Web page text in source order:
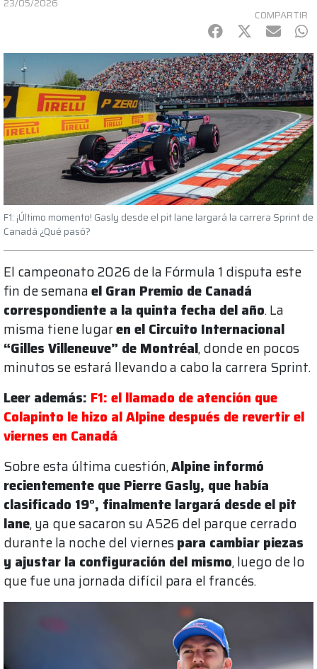
COMPARTIR
Facebook
Twitter
mail
F1: ¡Último momento! Gasly desde el pit lane largará la carrera Sprint de
Canadá ¿Qué pasó?
El campeonato 2026 de la Fórmula 1 disputa este
fin de semanael Gran Premio de Canadá
correspondiente a la quinta fecha del año. La
misma tiene lugaren el Circuito Internacional
“Gilles Villeneuve” de Montréal, donde en pocos
minutos se estará llevando a cabo la carrera Sprint.
Leer además: F1: el llamado de atención que
Colapinto le hizo al Alpine después de revertir el
viernes en Canadá
Sobre esta última cuestión,Alpine informó
recientemente que Pierre Gasly, que había
clasificado 19°, finalmente largará desde el pit
lane, ya que sacaron su A526 del parque cerrado
durante la noche del viernespara cambiar piezas
y ajustar la configuración del mismo, luego de lo
que fue una jornada difícil para el francés.